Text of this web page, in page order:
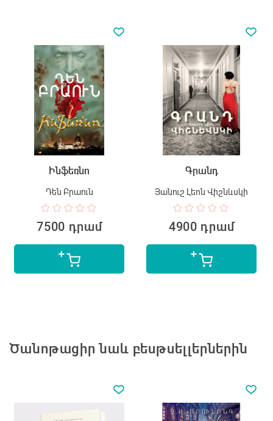
Ինֆեռնո
Դեն Բրաուն
7500 դրամ
Գրանդ
Յանուշ Լեոն Վիշնևսկի
4900 դրամ
Ծանոթացիր նաև բեսթսելլերներին